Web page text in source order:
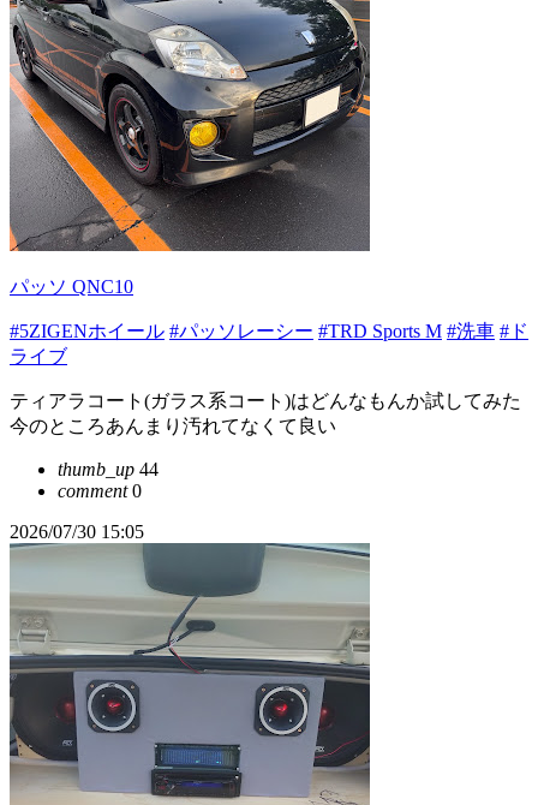
パッソ QNC10
#5ZIGENホイール #パッソレーシー #TRD Sports M #洗車 #ド
ライブ
ティアラコート(ガラス系コート)はどんなもんか試してみた
今のところあんまり汚れてなくて良い
thumb_up 44
comment0
2026/07/30 15:05